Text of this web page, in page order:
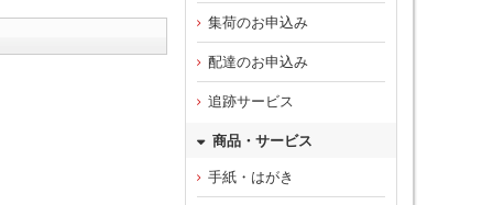
集荷のお申込み
配達のお申込み
追跡サービス
商品・サービス
手紙・はがき